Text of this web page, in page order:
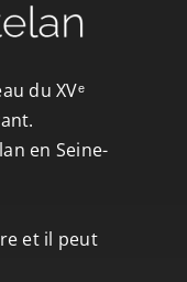
du XVᵉ
en Seine-
et il peut